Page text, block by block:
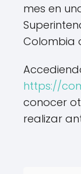
mes en
Colombia
https://
conocer
realizar